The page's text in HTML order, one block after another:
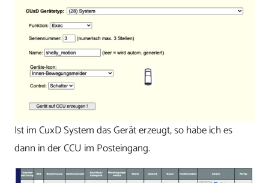
Ist im CuxD System das Gerät erzeugt, so habe ich es
dann in der CCU im Posteingang.